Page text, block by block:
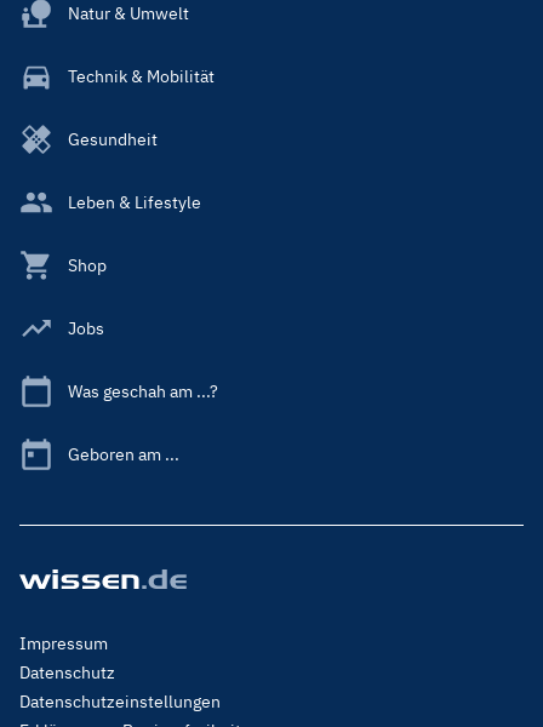
Natur & Umwelt
Technik & Mobilität
Gesundheit
Leben & Lifestyle
Shop
Jobs
Was geschah am ...?
Geboren am ...
Footer
Menu
Legal
Impressum
Datenschutz
Datenschutzeinstellungen